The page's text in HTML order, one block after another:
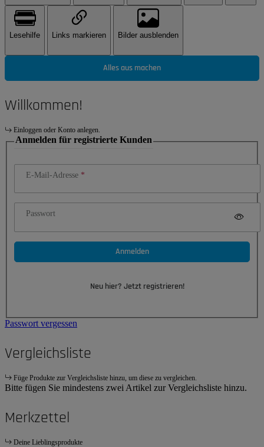
Lesehilfe Links markieren Bilder ausblenden
Alles aus machen
Willkommen!
Einloggen oder Konto anlegen.
Anmelden für registrierte Kunden
E-Mail-Adresse
Passwort
Anmelden
Neu hier? Jetzt registrieren!
Passwort vergessen
Vergleichsliste
Füge Produkte zur Vergleichsliste hinzu, um diese zu vergleichen.
Bitte fügen Sie mindestens zwei Artikel zur Vergleichsliste hinzu.
Merkzettel
Deine Lieblingsprodukte